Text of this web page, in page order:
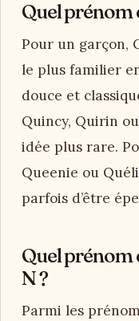
Quel prénom
Pour un garçon,
le plus familier
douce et
Quincy, Quirin
idée plus rare.
Queenie ou
parfois d’être
Quel prénom
N ?
Parmi les